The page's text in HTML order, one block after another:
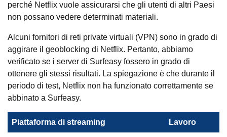
perché Netflix vuole assicurarsi che gli utenti di altri Paesi
non possano vedere determinati materiali.
Alcuni fornitori di reti private virtuali (VPN) sono in grado di
aggirare il geoblocking di Netflix. Pertanto, abbiamo
verificato se i server di Surfeasy fossero in grado di
ottenere gli stessi risultati. La spiegazione è che durante il
periodo di test, Netflix non ha funzionato correttamente se
abbinato a Surfeasy.
Piattaforma di streaming Lavoro